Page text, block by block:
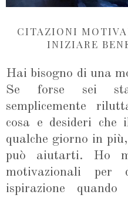
CITAZIONI
INIZIARE
Hai bisogno di una
Se forse sei
semplicemente
cosa e desideri che
qualche giorno in
può aiutarti. Ho
motivazionali
ispirazione